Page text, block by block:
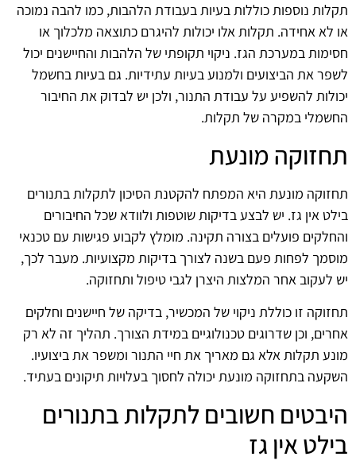
תקלות נוספות כוללות בעיות בעבודת הלהבות, כמו להבה נמוכה
או לא אחידה. תקלות אלו יכולות להיגרם כתוצאה מלכלוך או
חסימות במערכת הגז. ניקוי תקופתי של הלהבות והחיישנים יכול
לשפר את הביצועים ולמנוע בעיות עתידיות. גם בעיות בחשמל
יכולות להשפיע על עבודת התנור, ולכן יש לבדוק את החיבור
החשמלי במקרה של תקלות.
תחזוקה מונעת
תחזוקה מונעת היא המפתח להקטנת הסיכון לתקלות בתנורים
בילט אין גז. יש לבצע בדיקות שוטפות ולוודא שכל החיבורים
והחלקים פועלים בצורה תקינה. מומלץ לקבוע פגישות עם טכנאי
מוסמך לפחות פעם בשנה לצורך בדיקות מקצועיות. מעבר לכך,
יש לעקוב אחר המלצות היצרן לגבי טיפול ותחזוקה.
תחזוקה זו כוללת ניקוי של המכשיר, בדיקה של חיישנים וחלקים
אחרים, וכן שדרוגים טכנולוגיים במידת הצורך. תהליך זה לא רק
מונע תקלות אלא גם מאריך את חיי התנור ומשפר את ביצועיו.
השקעה בתחזוקה מונעת יכולה לחסוך בעלויות תיקונים בעתיד.
היבטים חשובים לתקלות בתנורים
בילט אין גז